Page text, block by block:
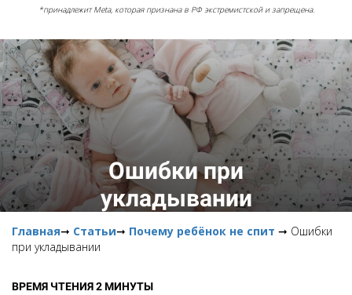
*принадлежит Meta, которая признана в РФ экстремистской и запрещена.
Ошибки при
укладывании
Главная➞ Статьи➞ Почему ребёнок не спит ➞ Ошибки
при укладывании
ВРЕМЯ ЧТЕНИЯ 2 МИНУТЫ